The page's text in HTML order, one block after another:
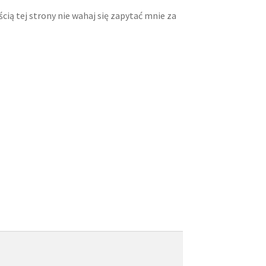
tej strony nie wahaj się zapytać mnie za